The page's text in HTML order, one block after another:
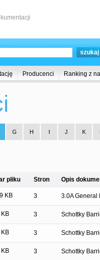
Producenci Ranking z
G H I J K
pliku Stron Opis
KB 3 3.0A General
3 Schottky
3 Schottky
3 Schottky